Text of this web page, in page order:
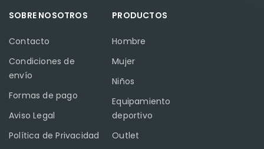
SOBRE NOSOTROS
Contacto
Condiciones de
envío
Formas de pago
Aviso Legal
Política de Privacidad
PRODUCTOS
Hombre
Mujer
Niños
Equipamiento
deportivo
Outlet